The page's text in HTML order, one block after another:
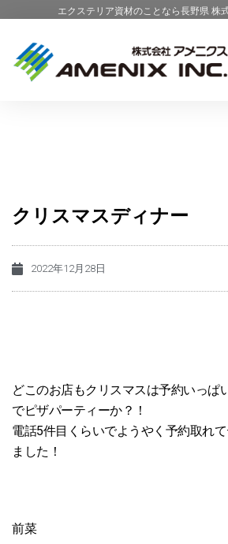
エクステリア資材のことなら長野県 株
クリスマスディナー
2022年12月28日
どこのお店もクリスマスは予約いっぱ
でピザパーティーか？！
電話5件目くらいでようやく予約取れ
ました！
前菜